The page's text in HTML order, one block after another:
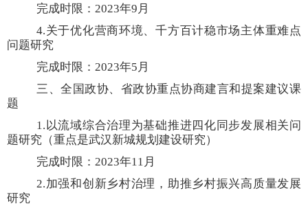
完成时限： 2023年9 月
4.关于优化营商环境、千方百计稳市场主体重难点
问题研究
完成时限： 2023年5 月
三、全国政协、省政协重点协商建言和提案建议课
题
1. 以流域综合治理为基础推进四化同步发展相关问
题研究（重点是武汉新城规划建设研究）
完成时限： 2023年11 月
2.加强和创新乡村治理，助推乡村振兴高质量发展
研究